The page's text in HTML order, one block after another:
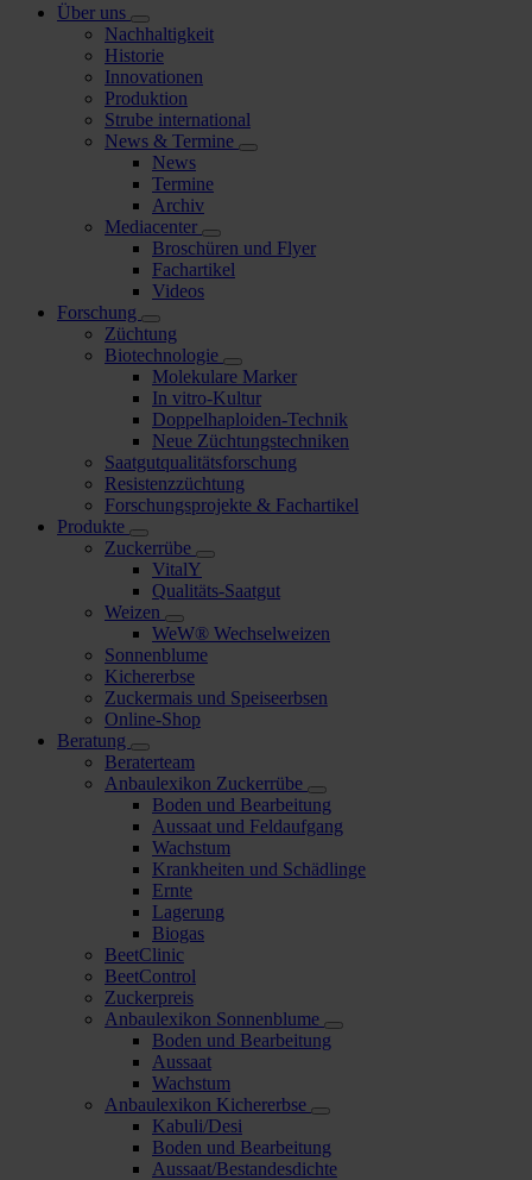
Über uns
Nachhaltigkeit
Historie
Innovationen
Produktion
Strube international
News & Termine
News
Termine
Archiv
Mediacenter
Broschüren und Flyer
Fachartikel
Videos
Forschung
Züchtung
Biotechnologie
Molekulare Marker
In vitro-Kultur
Doppelhaploiden-Technik
Neue Züchtungstechniken
Saatgutqualitätsforschung
Resistenzzüchtung
Forschungsprojekte & Fachartikel
Produkte
Zuckerrübe
VitalY
Qualitäts-Saatgut
Weizen
WeW® Wechselweizen
Sonnenblume
Kichererbse
Zuckermais und Speiseerbsen
Online-Shop
Beratung
Beraterteam
Anbaulexikon Zuckerrübe
Boden und Bearbeitung
Aussaat und Feldaufgang
Wachstum
Krankheiten und Schädlinge
Ernte
Lagerung
Biogas
BeetClinic
BeetControl
Zuckerpreis
Anbaulexikon Sonnenblume
Boden und Bearbeitung
Aussaat
Wachstum
Anbaulexikon Kichererbse
Kabuli/Desi
Boden und Bearbeitung
Aussaat/Bestandesdichte